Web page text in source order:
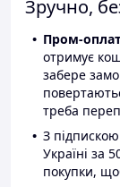
Зручно,
Пром-
отримує
забере
треба
З
Україні за
покупки,